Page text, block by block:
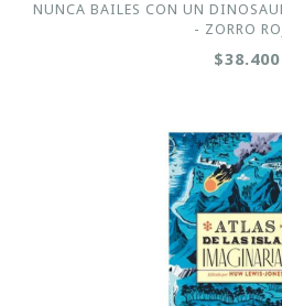
NUNCA BAILES CON UN
- ZORRO
$38.400